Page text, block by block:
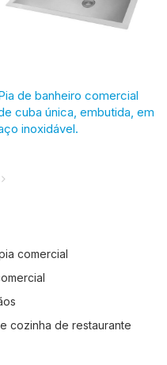
de banheiro comercial
cuba única, embutida, em
inoxidável.
comercial
cozinha de restaurante